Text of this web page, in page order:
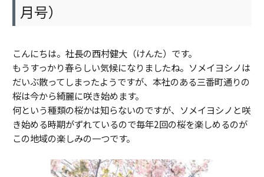
月号）
こんにちは。社長の西村健大（けんた）です。
もうすっかり春らしい気候になりましたね。ソメイヨシノは
だいぶ散ってしまったようですが、本社のある三番町通りの
桜は今から綺麗に咲き始めます。
何という種類の桜かは知らないのですが、ソメイヨシノと咲
き始める時期がずれているので毎年2回の桜を楽しめるのが
この地域の楽しみの一つです。